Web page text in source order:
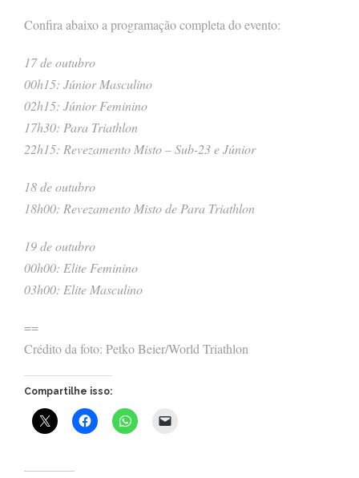
Confira abaixo a programação completa do evento:
17 de outubro
00h15: Júnior Masculino
02h15: Júnior Feminino
17h30: Para Triathlon
22h15: Revezamento Misto – Sub-23 e Júnior
18 de outubro
18h00: Revezamento Misto de Para Triathlon
19 de outubro
00h00: Elite Feminino
03h00: Elite Masculino
==
Crédito da foto: Petko Beier/World Triathlon
Compartilhe isso: